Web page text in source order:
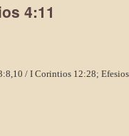
4:11
/ I Corintios 12:28;